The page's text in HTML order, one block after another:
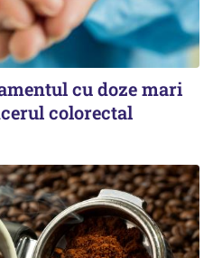
cu doze mari
colorectal